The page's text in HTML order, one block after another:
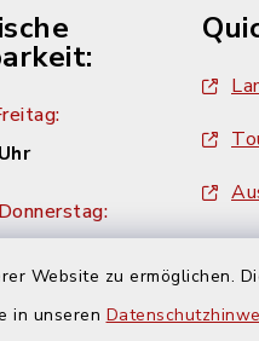
Website zu ermöglichen.
in unseren